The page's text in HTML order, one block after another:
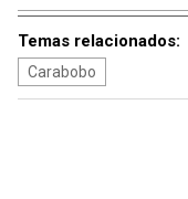
Temas relacionados:
Carabobo